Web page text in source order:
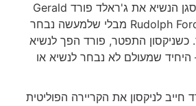
למנות לתפקיד סגן הנשיא את ג'ראלד פורד Gerald
Rudolph Ford (1913-2006) מבלי שלמעשה נבחר
התפטר, פורד הפך לנשיא
שמעולם לא נבחר לנשיא או
לניקסון את הקריירה הפוליטית